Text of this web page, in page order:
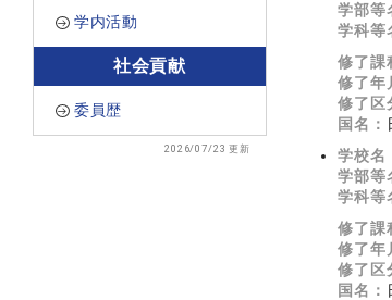
学内活動
社会貢献
委員歴
2026/07/23 更新
学部等
学科等
修了課
修了年
修了区
国名：
学校名
学部等
学科等
修了課
修了年
修了区
国名：